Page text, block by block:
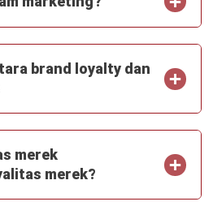
Penjualan: Cara Kerja
di 2026